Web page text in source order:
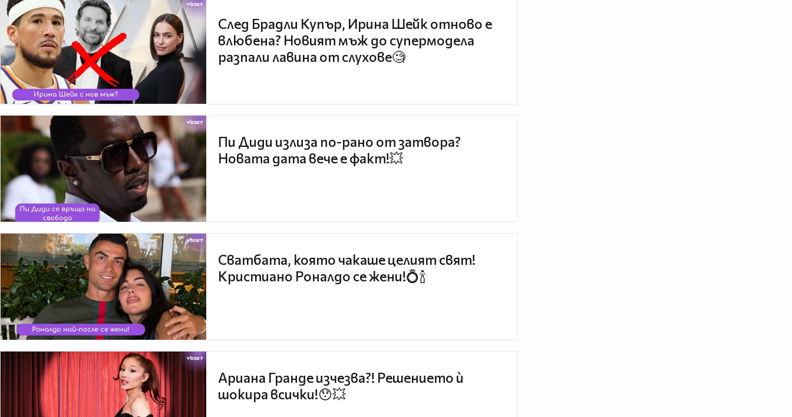
След Брадли Купър, Ирина Шейк отново е
влюбена? Новият мъж до супермодела
разпали лавина от слухове🧐
Пи Диди излиза по-рано от затвора?
Новата дата вече е факт!💥
Сватбата, която чакаше целият свят!
Кристиано Роналдо се жени!💍🍾
Ариана Гранде изчезва?! Решението ѝ
шокира всички!😯💥